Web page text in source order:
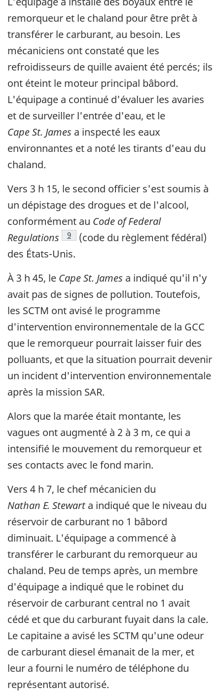
remorqueur et le chaland pour être prêt à
transférer le carburant, au besoin. Les
mécaniciens ont constaté que les
refroidisseurs de quille avaient été percés; ils
ont éteint le moteur principal bâbord.
L'équipage a continué d'évaluer les avaries
et de surveiller l'entrée d'eau, et le
Cape St. James a inspecté les eaux
environnantes et a noté les tirants d'eau du
chaland.
Vers 3 h 15, le second officier s'est soumis à
un dépistage des drogues et de l'alcool,
conformément au Code of Federal
Regulations
Note de bas de page
9
(code du règlement fédéral)
des États-Unis.
À 3 h 45, le Cape St. James a indiqué qu'il n'y
avait pas de signes de pollution. Toutefois,
les SCTM ont avisé le programme
d'intervention environnementale de la GCC
que le remorqueur pourrait laisser fuir des
polluants, et que la situation pourrait devenir
un incident d'intervention environnementale
après la mission SAR.
Alors que la marée était montante, les
vagues ont augmenté à 2 à 3 m, ce qui a
intensifié le mouvement du remorqueur et
ses contacts avec le fond marin.
Vers 4 h 7, le chef mécanicien du
Nathan E. Stewarta indiqué que le niveau du
réservoir de carburant no 1 bâbord
diminuait. L'équipage a commencé à
transférer le carburant du remorqueur au
chaland. Peu de temps après, un membre
d'équipage a indiqué que le robinet du
réservoir de carburant central no 1 avait
cédé et que du carburant fuyait dans la cale.
Le capitaine a avisé les SCTM qu'une odeur
de carburant diesel émanait de la mer, et
leur a fourni le numéro de téléphone du
représentant autorisé.